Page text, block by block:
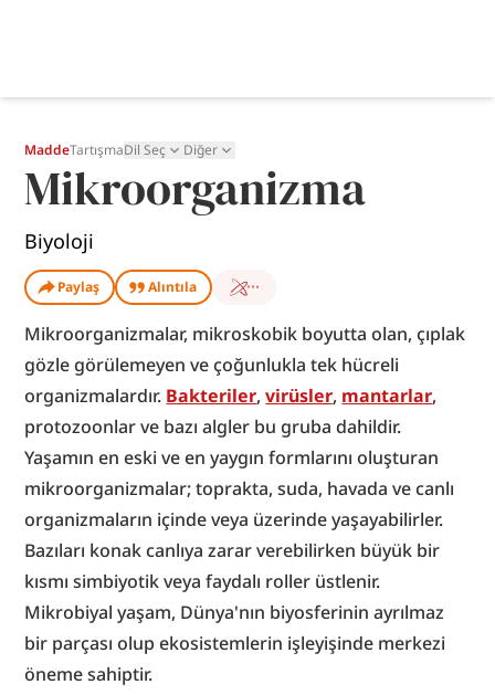
MaddeTartışmaDil Seç Diğer
Mikroorganizma
Biyoloji
Paylaş Alıntıla
Mikroorganizmalar, mikroskobik boyutta olan, çıplak
gözle görülemeyen ve çoğunlukla tek hücreli
organizmalardır. Bakteriler, virüsler, mantarlar,
protozoonlar ve bazı algler bu gruba dahildir.
Yaşamın en eski ve en yaygın formlarını oluşturan
mikroorganizmalar; toprakta, suda, havada ve canlı
organizmaların içinde veya üzerinde yaşayabilirler.
Bazıları konak canlıya zarar verebilirken büyük bir
kısmı simbiyotik veya faydalı roller üstlenir.
Mikrobiyal yaşam, Dünya'nın biyosferinin ayrılmaz
bir parçası olup ekosistemlerin işleyişinde merkezi
öneme sahiptir.